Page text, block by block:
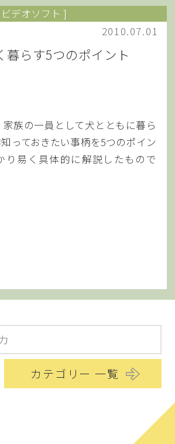
デオソフト ]
2010.07.01
暮らす5つのポイント
族の一員として犬とともに暮ら
っておきたい事柄を5つのポイン
り易く具体的に解説したもので
カテゴリー 一覧